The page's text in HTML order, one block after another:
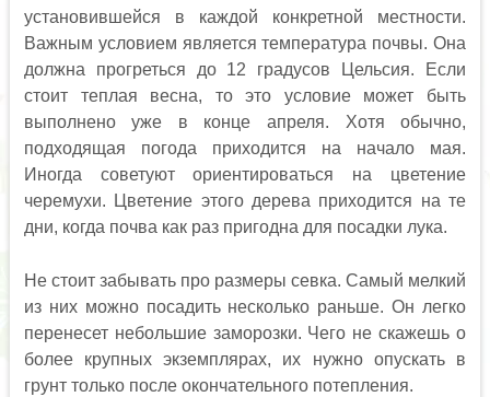
установившейся в каждой конкретной местности.
Важным условием является температура почвы. Она
должна прогреться до 12 градусов Цельсия. Если
стоит теплая весна, то это условие может быть
выполнено уже в конце апреля. Хотя обычно,
подходящая погода приходится на начало мая.
Иногда советуют ориентироваться на цветение
черемухи. Цветение этого дерева приходится на те
дни, когда почва как раз пригодна для посадки лука.
Не стоит забывать про размеры севка. Самый мелкий
из них можно посадить несколько раньше. Он легко
перенесет небольшие заморозки. Чего не скажешь о
более крупных экземплярах, их нужно опускать в
грунт только после окончательного потепления.